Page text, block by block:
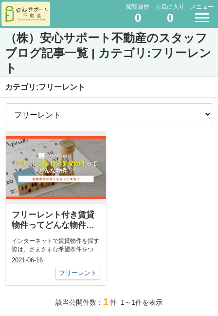
閲覧履歴
0
お気に入り
0
メニュー
（株）安心サポート不動産のスタッフ
ブログ記事一覧 | カテゴリ:フリーレン
ト
カテゴリ:フリーレント
フリーレント付き賃貸
物件ってどんな物件？
て本当？
インターネットで賃貸物件を探す
際は、さまざまな希望条件をつけ
ることができます。 家賃や間取
2021-06-16
フリーレント
該当公開件数： 1件 1～1件を表示